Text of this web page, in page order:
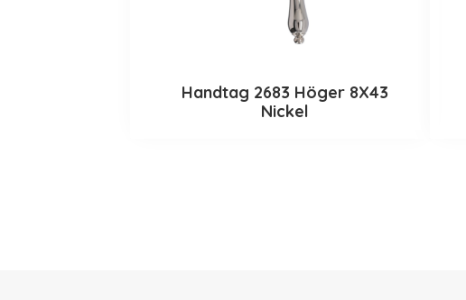
Handtag 2683 Höger 8X43
Nickel